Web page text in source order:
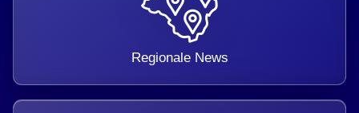
Regionale News